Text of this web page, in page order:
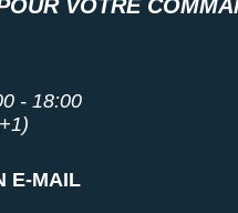
VOTRE
- 18:00
E-MAIL